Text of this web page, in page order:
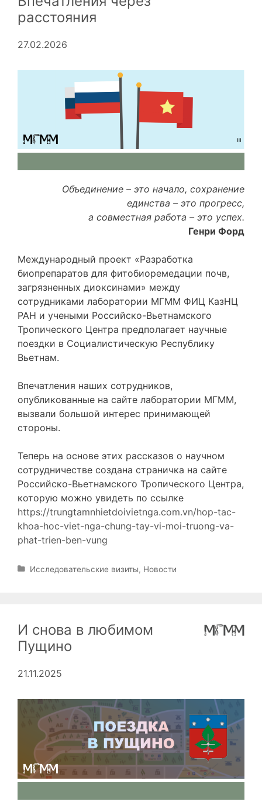
расстояния
27.02.2026
Объединение – это начало, сохранение
единства – это прогресс,
а совместная работа – это успех.
Генри Форд
Международный проект «Разработка
биопрепаратов для фитобиоремедации почв,
загрязненных диоксинами» между
сотрудниками лаборатории МГММ ФИЦ КазНЦ
РАН и учеными Российско-Вьетнамского
Тропического Центра предполагает научные
поездки в Социалистическую Республику
Вьетнам.
Впечатления наших сотрудников,
опубликованные на сайте лаборатории МГММ,
вызвали большой интерес принимающей
стороны.
Теперь на основе этих рассказов о научном
сотрудничестве создана страничка на сайте
Российско-Вьетнамского Тропического Центра,
которую можно увидеть по ссылке
https://trungtamnhietdoivietnga.com.vn/hop-tac-
khoa-hoc-viet-nga-chung-tay-vi-moi-truong-va-
phat-trien-ben-vung
Р
к
Исследовательские визиты, Новости
И снова в любимом
Пущино
21.11.2025